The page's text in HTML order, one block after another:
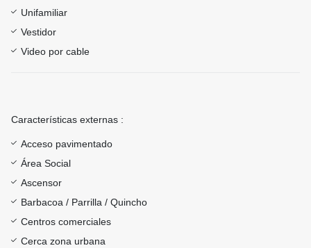
Unifamiliar
Vestidor
Video por cable
Características externas :
Acceso pavimentado
Área Social
Ascensor
Barbacoa / Parrilla / Quincho
Centros comerciales
Cerca zona urbana